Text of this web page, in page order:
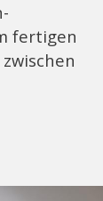
fertigen